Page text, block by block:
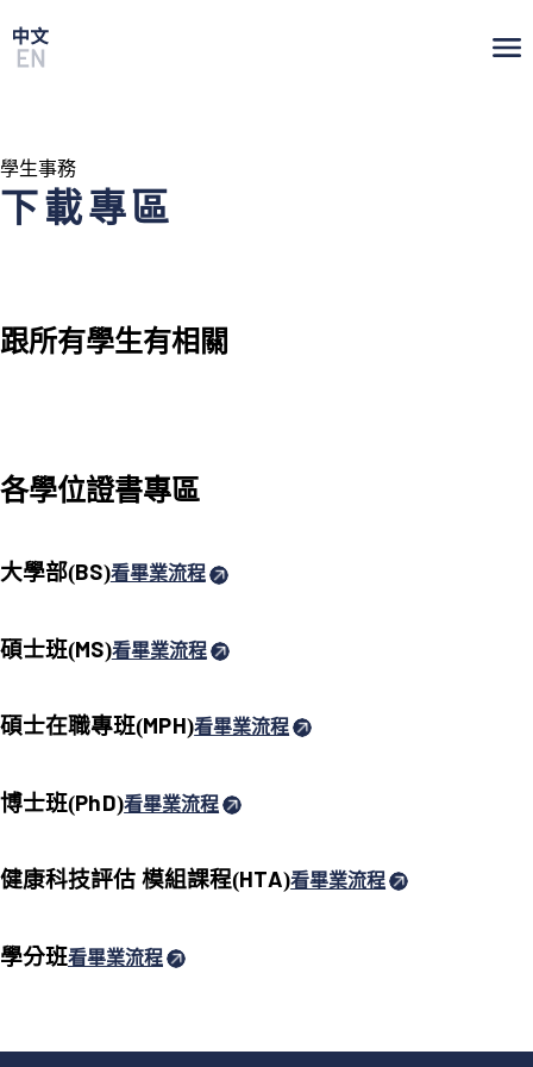
學生事務
下載專區
跟所有學生有相關
各學位證書專區
大學部(BS)看畢業流程
碩士班(MS)看畢業流程
碩士在職專班(MPH)看畢業流程
博士班(PhD)看畢業流程
健康科技評估 模組課程(HTA)看畢業流程
學分班看畢業流程